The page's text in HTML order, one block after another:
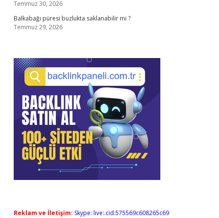
Temmuz 30, 2026
Balkabağı püresi buzlukta saklanabilir mi ?
Temmuz 29, 2026
Reklam ve İletişim: Skype: live:.cid.575569c608265c69